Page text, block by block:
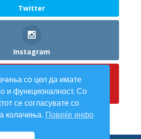
Twitter
Instagram
Pinterest
со цел да имате
и функционалност. Со
се согласувате со
колачиња. Повеќе инфо